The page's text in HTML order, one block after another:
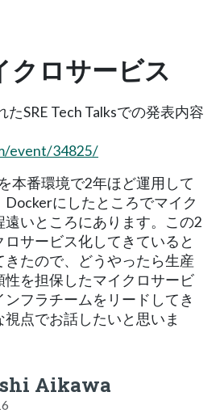
クロサービス
SRE Tech Talksでの発表内容
event/34825/
本番環境で2年ほど運用して
Dockerにしたところでマイク
遠いところにあります。この2
サービス化してきていると
たので、どうやったら生産
を担保したマイクロサービ
フラチームをリードしてき
点でお話したいと思いま
Aikawa